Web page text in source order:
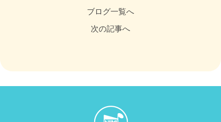
ブログ一覧へ
次の記事へ